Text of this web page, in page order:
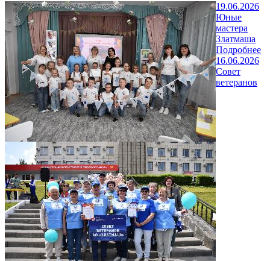
19.06.2026
Юные
мастера
Златмаша
Подробнее
16.06.2026
Совет
ветеранов